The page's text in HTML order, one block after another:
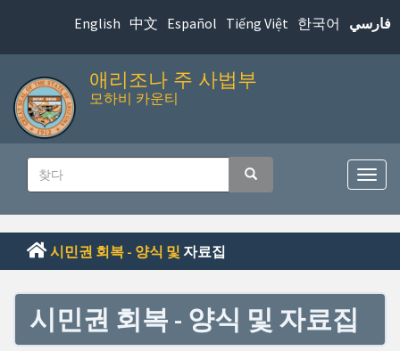
으
바
English 中文 Español Tiếng Việt 한국어 فارسي
애리조나 주 사법부
모하비 카운티
다
찾다
내
게
이
션
탐
전
환
시민권 회복 - 양식 및 자료집
시민권 회복 - 양식 및 자료집